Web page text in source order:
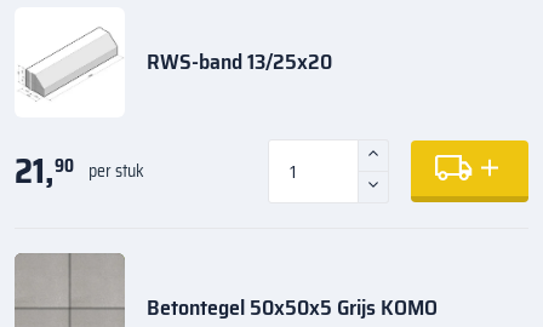
RWS-band 13/25x20
21,90 per stuk
Betontegel 50x50x5 Grijs KOMO